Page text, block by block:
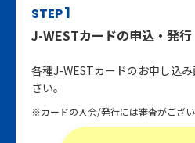
STEP1
J-WESTカードの申込・発行
各種J-WESTカードのお申し込
さい。
※カードの入会/発行には審査がござい